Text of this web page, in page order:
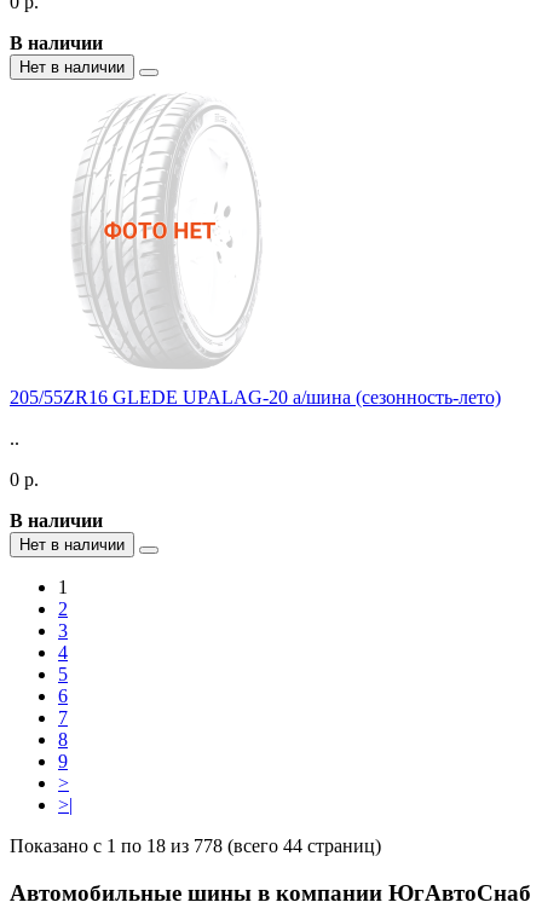
В наличии
Нет в наличии
205/55ZR16 GLEDE UPALAG-20 а/шина (сезонность-лето)
..
0 р.
В наличии
Нет в наличии
1
2
3
4
5
6
7
8
9
>
>|
Показано с 1 по 18 из 778 (всего 44 страниц)
Автомобильные шины в компании ЮгАвтоСнаб